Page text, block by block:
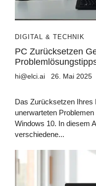
DIGITAL & TECHNIK
PC Zurücksetzen
hi@elci.ai 26. Mai 2025
Das Zurücksetzen
unerwarteten
Windows 10. In diesem
verschiedene...